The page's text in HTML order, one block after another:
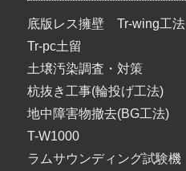
底版レス擁壁 Tr-wing工法
Tr-pc土留
土壌汚染調査・対策
杭抜き工事(輪投げ工法)
地中障害物撤去(BG工法)
T-W1000
ラムサウンディング試験機